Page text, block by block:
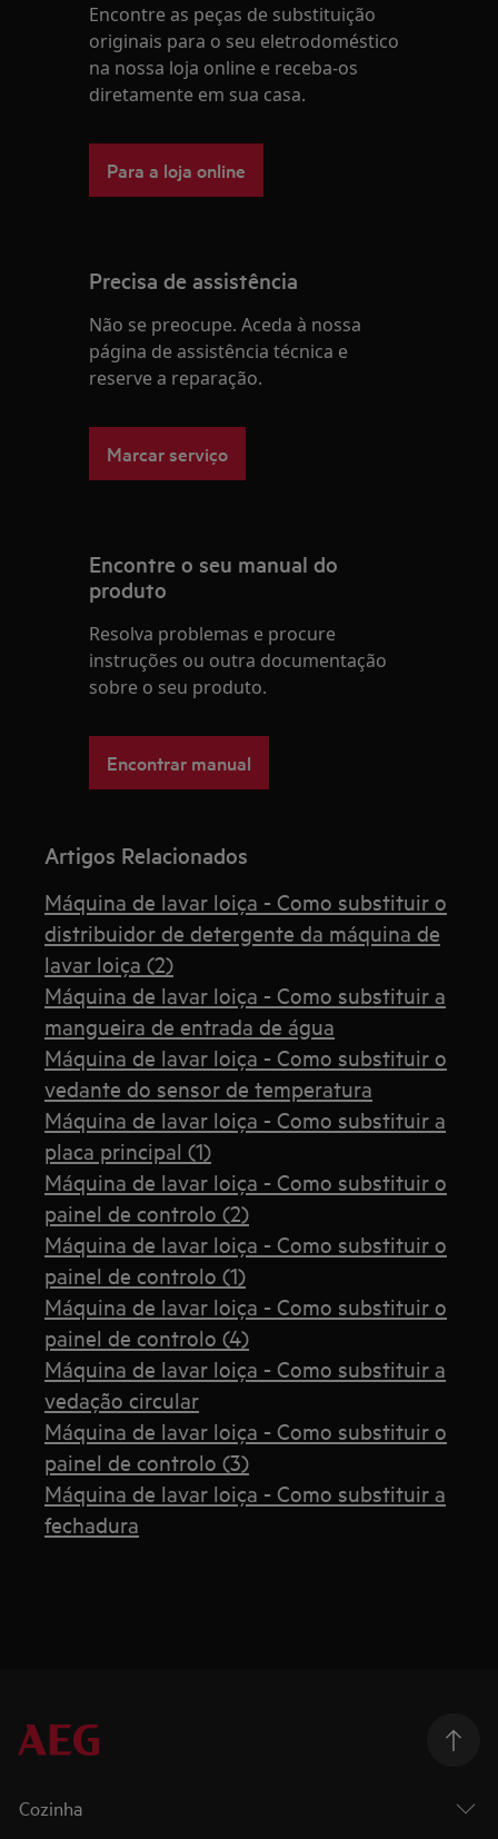
Encontre as peças de substituição
originais para o seu eletrodoméstico
na nossa loja online e receba-os
diretamente em sua casa.
Para a loja online
Precisa de assistência
Não se preocupe. Aceda à nossa
página de assistência técnica e
reserve a reparação.
Marcar serviço
Encontre o seu manual do
produto
Resolva problemas e procure
instruções ou outra documentação
sobre o seu produto.
Encontrar manual
Artigos Relacionados
Máquina de lavar loiça - Como substituir o
distribuidor de detergente da máquina de
lavar loiça (2)
Máquina de lavar loiça - Como substituir a
mangueira de entrada de água
Máquina de lavar loiça - Como substituir o
vedante do sensor de temperatura
Máquina de lavar loiça - Como substituir a
placa principal (1)
Máquina de lavar loiça - Como substituir o
painel de controlo (2)
Máquina de lavar loiça - Como substituir o
painel de controlo (1)
Máquina de lavar loiça - Como substituir o
painel de controlo (4)
Máquina de lavar loiça - Como substituir a
vedação circular
Máquina de lavar loiça - Como substituir o
painel de controlo (3)
Máquina de lavar loiça - Como substituir a
fechadura
Cozinha